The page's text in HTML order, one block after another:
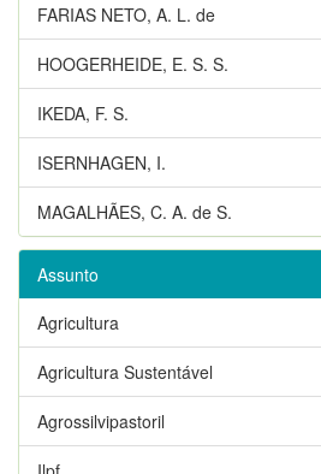
FARIAS NETO, A. L. de
HOOGERHEIDE, E. S. S.
IKEDA, F. S.
ISERNHAGEN, I.
MAGALHÃES, C. A. de S.
Assunto
Agricultura
Agricultura Sustentável
Agrossilvipastoril